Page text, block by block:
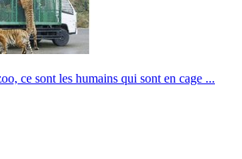
ce sont les humains qui sont en cage ...